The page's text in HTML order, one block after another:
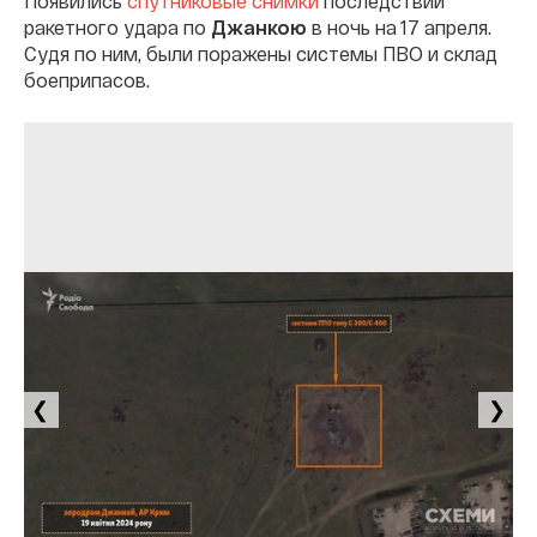
ракетного удара по Джанкою в ночь на 17 апреля.
Судя по ним, были поражены системы ПВО и склад
боеприпасов.
❮ ❯